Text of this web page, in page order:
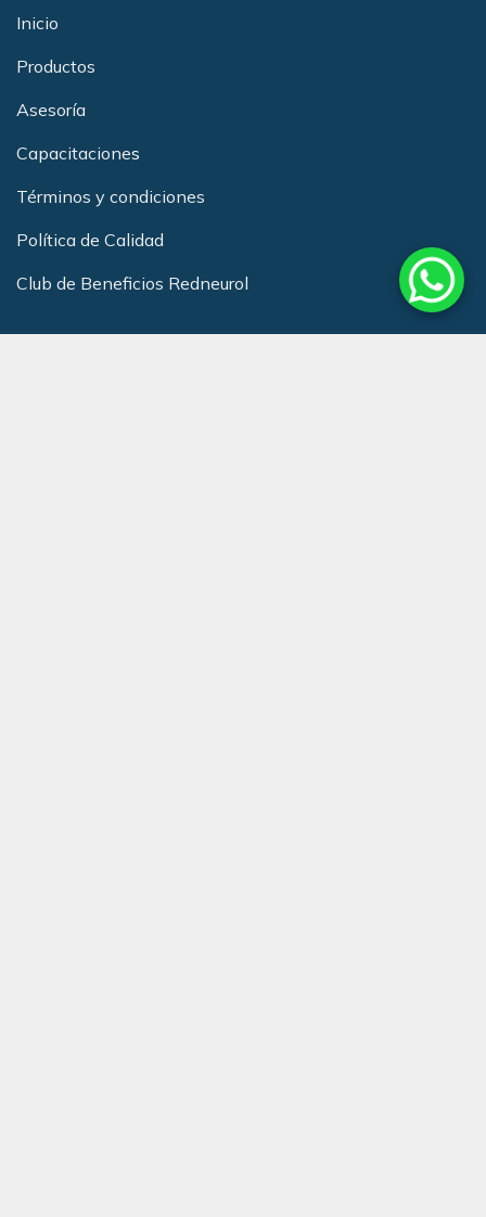
Inicio
Productos
Asesoría
Capacitaciones
Términos y condiciones
Política de Calidad
Club de Beneficios Redneurol